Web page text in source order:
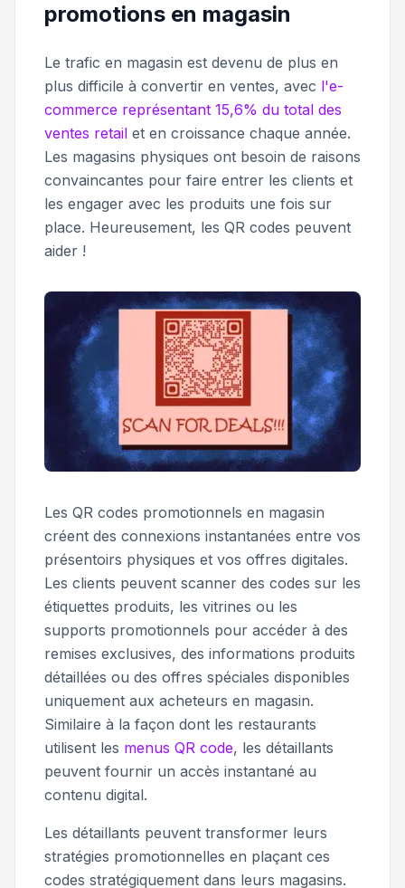
promotions en magasin
Le trafic en magasin est devenu de plus en
plus difficile à convertir en ventes, avec l'e-
commerce représentant 15,6% du total des
ventes retail et en croissance chaque année.
Les magasins physiques ont besoin de raisons
convaincantes pour faire entrer les clients et
les engager avec les produits une fois sur
place. Heureusement, les QR codes peuvent
aider !
Les QR codes promotionnels en magasin
créent des connexions instantanées entre vos
présentoirs physiques et vos offres digitales.
Les clients peuvent scanner des codes sur les
étiquettes produits, les vitrines ou les
supports promotionnels pour accéder à des
remises exclusives, des informations produits
détaillées ou des offres spéciales disponibles
uniquement aux acheteurs en magasin.
Similaire à la façon dont les restaurants
utilisent les menus QR code, les détaillants
peuvent fournir un accès instantané au
contenu digital.
Les détaillants peuvent transformer leurs
stratégies promotionnelles en plaçant ces
codes stratégiquement dans leurs magasins.